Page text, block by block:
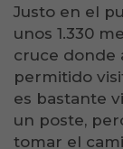
Justo en el
unos 1.330
cruce donde
permitido
es bastante
un poste,
tomar el